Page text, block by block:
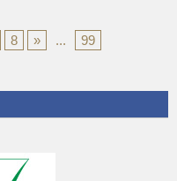
8 » ... 99